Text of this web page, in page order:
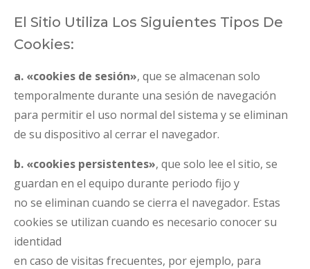
El Sitio Utiliza Los Siguientes Tipos De
Cookies:
a. «cookies de sesión», que se almacenan solo
temporalmente durante una sesión de navegación
para permitir el uso normal del sistema y se eliminan
de su dispositivo al cerrar el navegador.
b. «cookies persistentes», que solo lee el sitio, se
guardan en el equipo durante periodo fijo y
no se eliminan cuando se cierra el navegador. Estas
cookies se utilizan cuando es necesario conocer su
identidad
en caso de visitas frecuentes, por ejemplo, para